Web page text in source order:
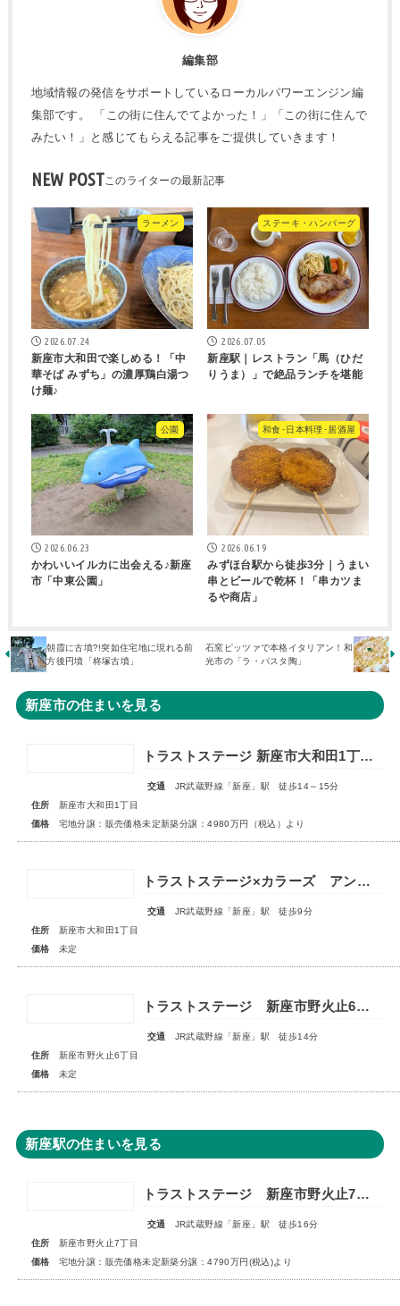
編集部
地域情報の発信をサポートしているローカルパワーエンジン編
集部です。 「この街に住んでてよかった！」「この街に住んで
みたい！」と感じてもらえる記事をご提供していきます！
NEW POST
ラーメン
2026.07.24
新座市大和田で楽しめる！「中
華そば みずち」の濃厚鶏白湯つ
け麺♪
ステーキ・ハンバーグ
2026.07.05
新座駅｜レストラン「馬（ひだ
りうま）」で絶品ランチを堪能
公園
2026.06.23
かわいいイルカに出会える♪新座
市「中東公園」
和食･日本料理･居酒屋
2026.06.19
みずほ台駅から徒歩3分｜うまい
串とビールで乾杯！「串カツま
るや商店」
朝霞に古墳?!突如住宅地に現れる前
方後円墳「柊塚古墳」
石窯ピッツァで本格イタリアン！和
光市の「ラ・パスタ陶」
新座市の住まいを見る
トラストステージ 新座市大和田1丁目19期 全24区画◆第3期分譲 新築分譲住宅 販売開始◆◆第4期分譲 2次販売 宅地分譲 販売予告◆
交通
JR武蔵野線「新座」駅 徒歩14～15分
住所
新座市大和田1丁目
価格
宅地分譲：販売価格未定新築分譲：4980万円（税込）より
トラストステージ×カラーズ アンドプラス新座市大和田1丁目21期 全3棟 ◆販売予告◆
交通
JR武蔵野線「新座」駅 徒歩9分
住所
新座市大和田1丁目
価格
未定
トラストステージ 新座市野火止6丁目41期 全19棟■販売予告■◆第4期 最終分譲 スマイルハウスプロジェクト特別仕様 全3棟◆
交通
JR武蔵野線「新座」駅 徒歩14分
住所
新座市野火止6丁目
価格
未定
新座駅の住まいを見る
トラストステージ 新座市野火止7丁目51期 全26区画◆第1期分譲3次販売 宅地分譲 販売予告◆◆第2期分譲1次販売 新築分譲住宅 販売開始◆
交通
JR武蔵野線「新座」駅 徒歩16分
住所
新座市野火止7丁目
価格
宅地分譲：販売価格未定新築分譲：4790万円(税込)より